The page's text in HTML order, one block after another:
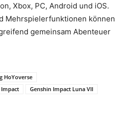
Xbox, PC, Android und iOS.
Mehrspielerfunktionen können
gemeinsam Abenteuer
HoYoverse
Genshin Impact Luna VII